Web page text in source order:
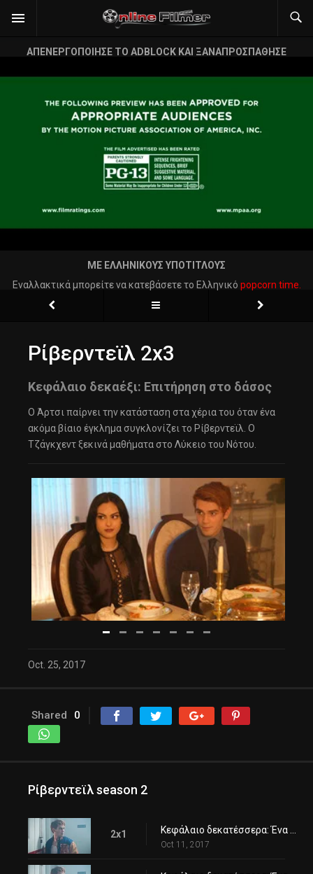
ΑΠΕΝΕΡΓΟΠΟΙΗΣΕ ΤΟ ADBLOCK ΚΑΙ ΞΑΝΑΠΡΟΣΠΑΘΗΣΕ
ΜΕ ΕΛΛΗΝΙΚΟΥΣ ΥΠΟΤΙΤΛΟΥΣ
Εναλλακτικά μπορείτε να κατεβάσετε το Ελληνικό popcorn time.
Ρίβερντεϊλ 2x3
Κεφάλαιο δεκαέξι: Επιτήρηση στο δάσος
Ο Άρτσι παίρνει την κατάσταση στα χέρια του όταν ένα
ακόμα βίαιο έγκλημα συγκλονίζει το Ρίβερντεϊλ. Ο
Τζάγκχεντ ξεκινά μαθήματα στο Λύκειο του Νότου.
Oct. 25, 2017
Shared 0
Ρίβερντεϊλ season 2
2x1
Oct 11, 2017